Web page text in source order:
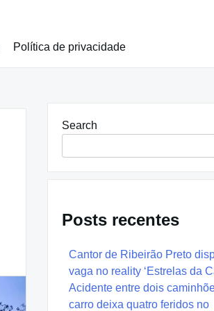
Política de privacidade
Search
Posts recentes
Cantor de Ribeirão Preto
vaga no reality ‘Estrelas da
Acidente entre dois
carro deixa quatro feridos no